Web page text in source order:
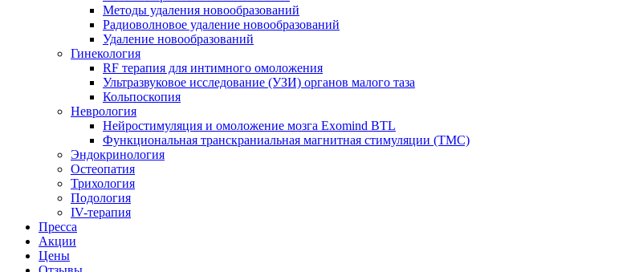
Методы удаления новообразований
Радиоволновое удаление новообразований
Удаление новообразований
Гинекология
RF терапия для интимного омоложения
Ультразвуковое исследование (УЗИ) органов малого таза
Кольпоскопия
Неврология
Нейростимуляция и омоложение мозга Exomind BTL
Функциональная транскраниальная магнитная стимуляции (ТМС)
Эндокринология
Остеопатия
Трихология
Подология
IV-терапия
Пресса
Акции
Цены